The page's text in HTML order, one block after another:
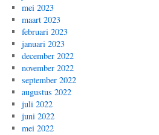
mei 2023
maart 2023
februari 2023
januari 2023
december 2022
november 2022
september 2022
augustus 2022
juli 2022
juni 2022
mei 2022